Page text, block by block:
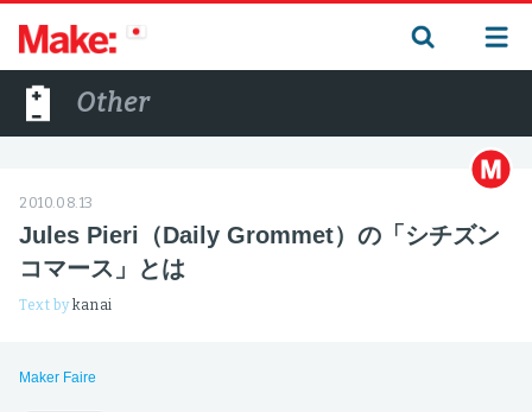
Other
2010.08.13
Jules Pieri（Daily Grommet）の「シチズン
コマース」とは
Text bykanai
Maker Faire